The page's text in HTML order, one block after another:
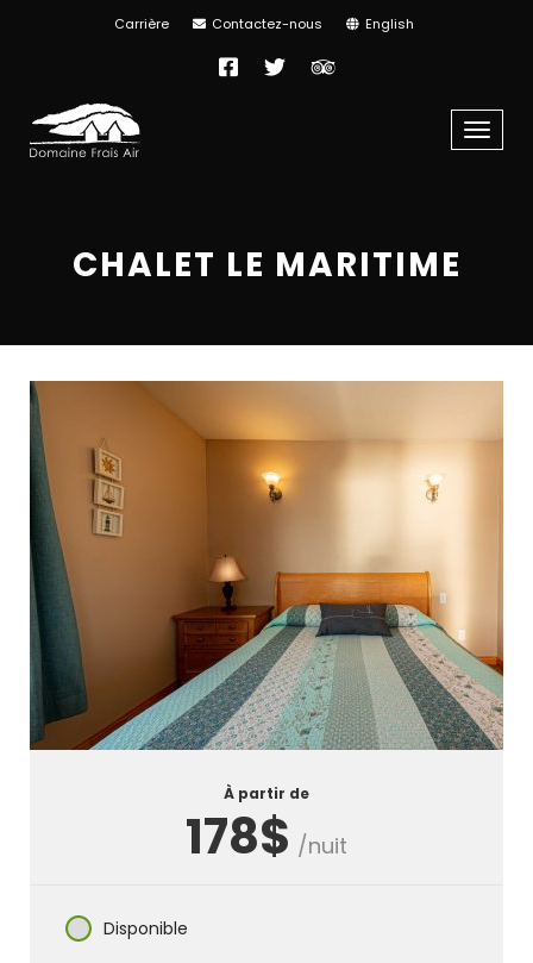
Carrière Contactez-nous English
Facebook
TwitterTripAdvisor
Menu
CHALET LE MARITIME
À partir de
178$ /nuit
Disponible